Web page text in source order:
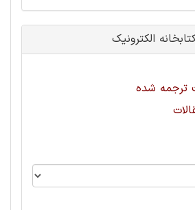
الکترونیک
ترجمه شده